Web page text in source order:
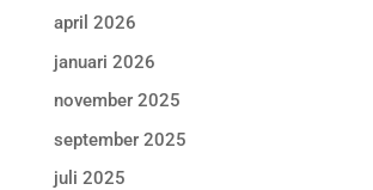
april 2026
januari 2026
november 2025
september 2025
juli 2025